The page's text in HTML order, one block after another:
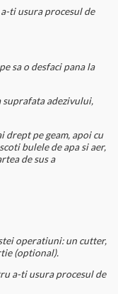
ti usura procesul de
sa o desfaci pana la
suprafata adezivului,
drept pe geam, apoi cu
bulele de apa si aer,
de sus a
operatiuni: un cutter,
(optional).
a-ti usura procesul de